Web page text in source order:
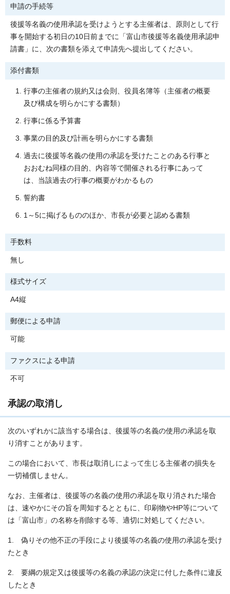
申請の手続等
後援等名義の使用承認を受けようとする主催者は、原則として行
事を開始する初日の10日前までに「富山市後援等名義使用承認申
請書」に、次の書類を添えて申請先へ提出してください。
添付書類
行事の主催者の規約又は会則、役員名簿等（主催者の概要
及び構成を明らかにする書類）
行事に係る予算書
事業の目的及び計画を明らかにする書類
過去に後援等名義の使用の承認を受けたことのある行事と
おおむね同様の目的、内容等で開催される行事にあって
は、当該過去の行事の概要がわかるもの
誓約書
1～5に掲げるもののほか、市長が必要と認める書類
手数料
無し
様式サイズ
A4縦
郵便による申請
可能
ファクスによる申請
不可
承認の取消し
次のいずれかに該当する場合は、後援等の名義の使用の承認を取
り消すことがあります。
この場合において、市長は取消しによって生じる主催者の損失を
一切補償しません。
なお、主催者は、後援等の名義の使用の承認を取り消された場合
は、速やかにその旨を周知するとともに、印刷物やHP等について
は「富山市」の名称を削除する等、適切に対処してください。
1. 偽りその他不正の手段により後援等の名義の使用の承認を受け
たとき
2. 要綱の規定又は後援等の名義の承認の決定に付した条件に違反
したとき